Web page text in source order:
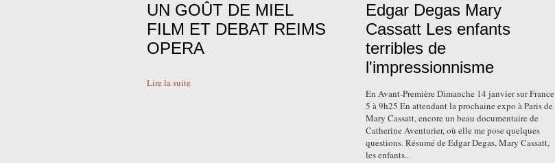
UN GOÛT DE MIEL
FILM ET DEBAT REIMS
OPERA
Lire la suite
Edgar Degas Mary
Cassatt Les enfants
terribles de
l'impressionnisme
En Avant-Première Dimanche 14 janvier sur France
5 à 9h25 En attendant la prochaine expo à Paris de
Mary Cassatt, encore un beau documentaire de
Catherine Aventurier, où elle me pose quelques
questions. Résumé de Edgar Degas, Mary Cassatt,
les enfants...